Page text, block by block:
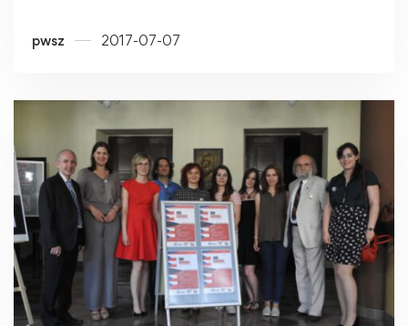
pwsz 2017-07-07